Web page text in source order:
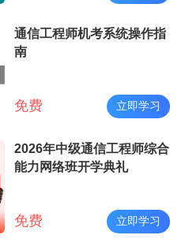
通信工程师机考系统操作指
南
免费 立即学习
2026年中级通信工程师综合
能力网络班开学典礼
免费 立即学习